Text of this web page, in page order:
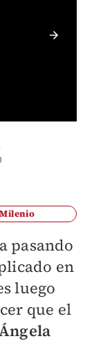
pasando
en
luego
que el